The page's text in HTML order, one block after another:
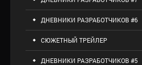
ДНЕВНИКИ РАЗРАБОТЧИКОВ #6
СЮЖЕТНЫЙ ТРЕЙЛЕР
ДНЕВНИКИ РАЗРАБОТЧИКОВ #5